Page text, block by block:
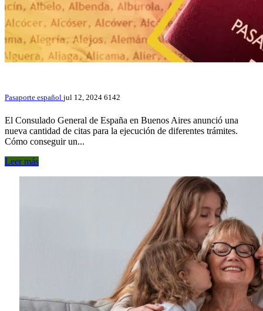
Pasaporte español jul 12, 2024 6142
El Consulado General de España en Buenos Aires anunció una
nueva cantidad de citas para la ejecución de diferentes trámites.
Cómo conseguir un...
Leer más